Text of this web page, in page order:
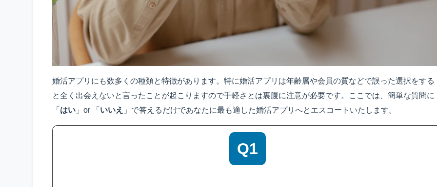
婚活アプリにも数多くの種類と特徴があります。特に婚活アプリは年齢層や会員の質などで誤った選択をする
と全く出会えないと言ったことが起こりますので手軽さとは裏腹に注意が必要です。ここでは、簡単な質問に
「 はい 」or 「 いいえ 」で答えるだけであなたに最も適した婚活アプリへとエスコートいたします。
Q1